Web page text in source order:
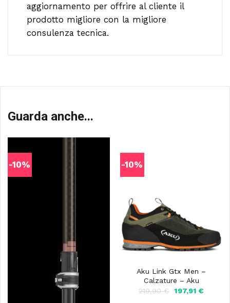
aggiornamento per offrire al cliente il
prodotto migliore con la migliore
consulenza tecnica.
Guarda anche...
-10% -10%
Aku Link Gtx Men –
Calzature – Aku
219,90€
Il
prezzo
197,91 €Il